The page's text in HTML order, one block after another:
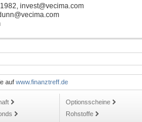
invest@vecima.com
auf www.finanztreff.de
Optionsscheine
Rohstoffe